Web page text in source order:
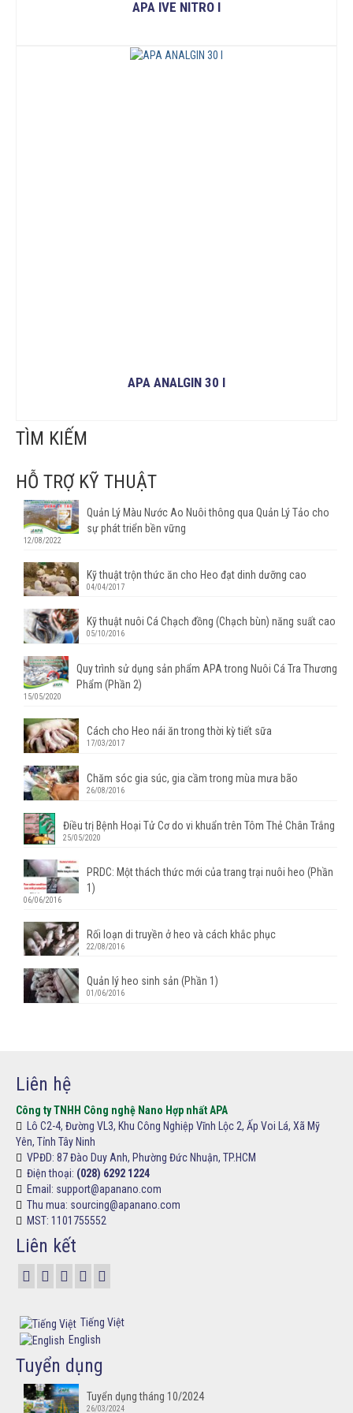
APA IVE NITRO I
APA ANALGIN 30 I
TÌM KIẾM
HỖ TRỢ KỸ THUẬT
Quản Lý Màu Nước Ao Nuôi thông qua Quản Lý Tảo cho
sự phát triển bền vững
12/08/2022
Kỹ thuật trộn thức ăn cho Heo đạt dinh dưỡng cao
04/04/2017
Kỹ thuật nuôi Cá Chạch đồng (Chạch bùn) năng suất cao
05/10/2016
Quy trình sử dụng sản phẩm APA trong Nuôi Cá Tra Thương
Phẩm (Phần 2)
15/05/2020
Cách cho Heo nái ăn trong thời kỳ tiết sữa
17/03/2017
Chăm sóc gia súc, gia cầm trong mùa mưa bão
26/08/2016
Điều trị Bệnh Hoại Tử Cơ do vi khuẩn trên Tôm Thẻ Chân Trắng
25/05/2020
PRDC: Một thách thức mới của trang trại nuôi heo (Phần
1)
06/06/2016
Rối loạn di truyền ở heo và cách khắc phục
22/08/2016
Quản lý heo sinh sản (Phần 1)
01/06/2016
Liên hệ
Công ty TNHH Công nghệ Nano Hợp nhất APA
Lô C2-4, Đường VL3, Khu Công Nghiệp Vĩnh Lộc 2, Ấp Voi Lá, Xã Mỹ
Yên, Tỉnh Tây Ninh
VPĐD: 87 Đào Duy Anh, Phường Đức Nhuận, TP.HCM
Điện thoại: (028) 6292 1224
Email: support@apanano.com
Thu mua: sourcing@apanano.com
MST: 1101755552
Liên kết
Tiếng Việt
English
Tuyển dụng
Tuyển dụng tháng 10/2024
26/03/2024